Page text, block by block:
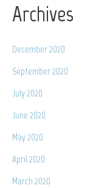
Archives
December 2020
September 2020
July 2020
June 2020
May 2020
April 2020
March 2020